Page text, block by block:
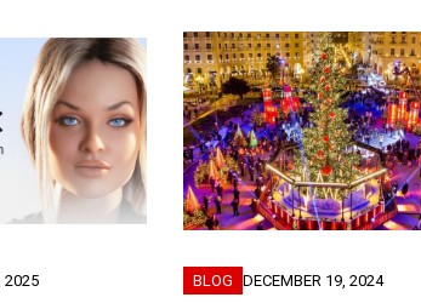
2025 BLOG DECEMBER 19, 2024